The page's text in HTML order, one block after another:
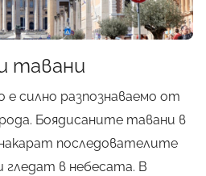
тавани
е силно разпознаваемо от
Боядисаните тавани в
последователите
гледат в небесата. В